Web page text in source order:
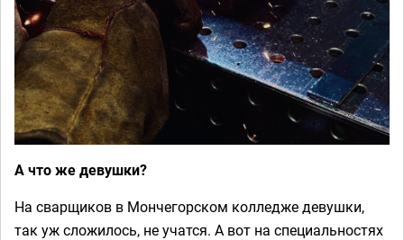
А что же девушки?
На сварщиков в Мончегорском колледже девушки,
так уж сложилось, не учатся. А вот на специальностях